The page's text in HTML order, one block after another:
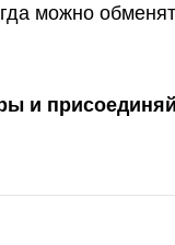
можно
и